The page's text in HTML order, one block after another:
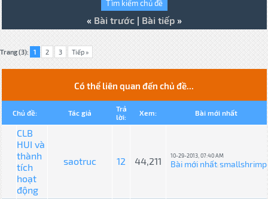
« Bài trước| Bài tiếp»
Trang (3): 1 2 3 Tiếp »
Có thể liên quan đến chủ đề...
Chủ đề: Tác giả
Trả
lời:
Xem: Bài mới nhất
CLB
HUI và
thành
tích
hoạt
động
saotruc 12 44,211 10-29-2013, 07:40 AM
Bài mới nhất:smallshrimp